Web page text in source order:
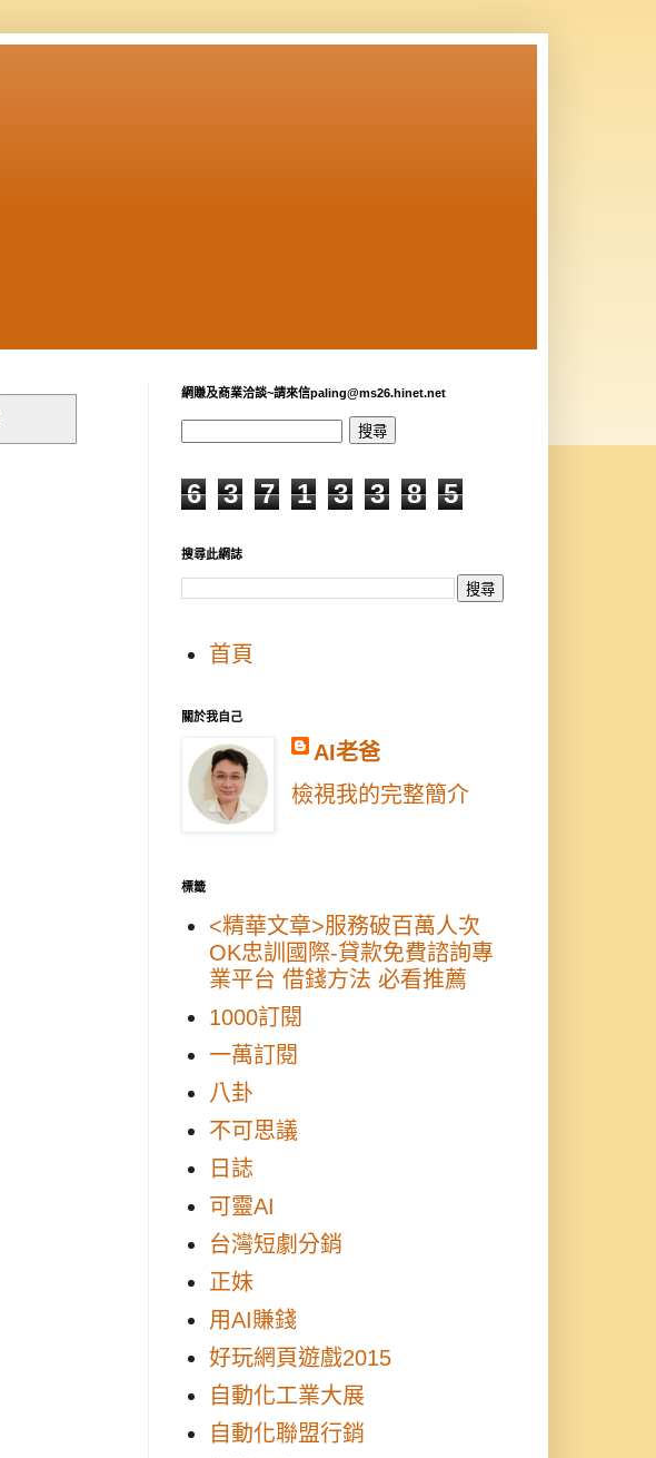
網賺及商業洽談~請來信paling@ms26.hinet.net
6 3 7 1 3 3 8 5
搜尋此網誌
首頁
關於我自己
AI老爸
檢視我的完整簡介
標籤
<精華文章>服務破百萬人次
OK忠訓國際-貸款免費諮詢專
業平台 借錢方法 必看推薦
1000訂閱
一萬訂閱
八卦
不可思議
日誌
可靈AI
台灣短劇分銷
正妹
用AI賺錢
好玩網頁遊戲2015
自動化工業大展
自動化聯盟行銷